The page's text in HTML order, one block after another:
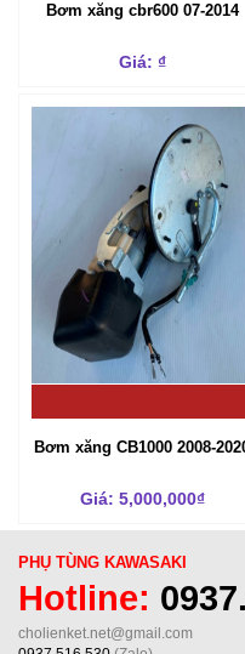
Bơm xăng cbr600 07-2014
Giá: ₫
Bơm xăng CB1000 2008-
Giá: 5,000,000₫
PHỤ TÙNG KAWASAKI
Hotline:
cholienket.net@gmail.com